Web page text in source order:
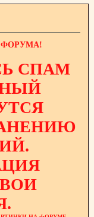
СПАМ